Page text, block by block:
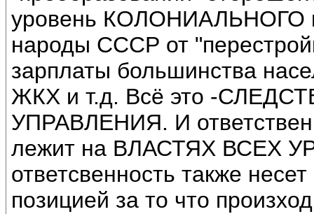
уровень КОЛОНИАЛЬНОГО
народы СССР от
зарплаты большинства
ЖКХ и т.д. Всё это -
УПРАВЛЕНИЯ. И
лежит на ВЛАСТЯХ ВСЕХ
ответсвенность также
позицией за то что